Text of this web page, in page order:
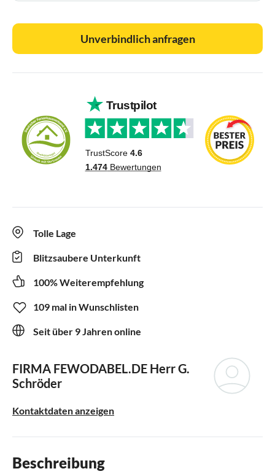
Unverbindlich anfragen
Tolle Lage
Blitzsaubere Unterkunft
100% Weiterempfehlung
109 mal in Wunschlisten
Seit über 9 Jahren online
FIRMA FEWODABEL.DE Herr G.
Schröder
Kontaktdaten anzeigen
Beschreibung